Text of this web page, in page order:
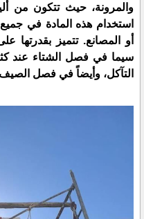
والمرونة، حيث تتكون من
استخدام هذه المادة في
أو المصانع. تتميز بقدرتها
سيما في فصل الشتاء عند
التآكل، وأيضاً في فصل